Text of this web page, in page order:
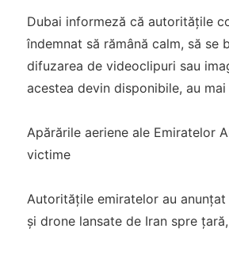
Dubai informeză că autoritățile
îndemnat să rămână calm, să
difuzarea de videoclipuri sau
acestea devin disponibile, au
Apărările aeriene ale Emiratelor
victime
Autoritățile emiratelor au
și drone lansate de Iran spre